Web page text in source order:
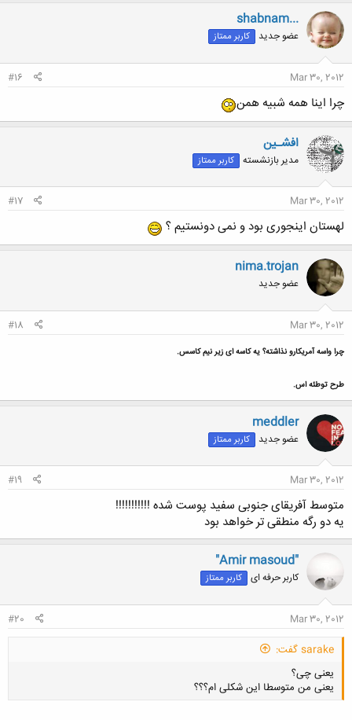
shabnam...
عضو جدید کاربر ممتاز
Mar 30, 2012
#16
چرا اینا همه شبیه همن
افشـین
مدیر بازنشسته کاربر ممتاز
Mar 30, 2012
#17
لهستان اینجوری بود و نمی دونستیم ؟
nima.trojan
عضو جدید
Mar 30, 2012
#18
چرا واسه آمریکارو نذاشته؟ یه کاسه ای زیر نیم کاسس.
طرح توطئه اس.
meddler
عضو جدید کاربر ممتاز
Mar 30, 2012
#19
متوسط آفریقای جنوبی سفید پوست شده !!!!!!!!!!!
یه دو رگه منطقی تر خواهد بود
"Amir masoud"
کاربر حرفه ای کاربر ممتاز
Mar 30, 2012
#20
sarake گفت:
یعنی چی؟
یعنی من متوسطا این شکلی ام؟؟؟